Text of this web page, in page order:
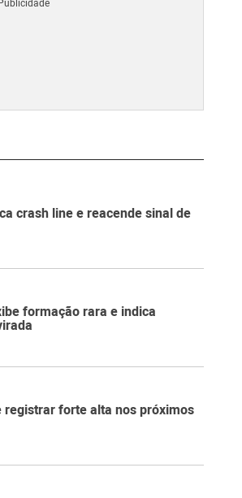
crash line e reacende sinal de
formação rara e indica
registrar forte alta nos próximos